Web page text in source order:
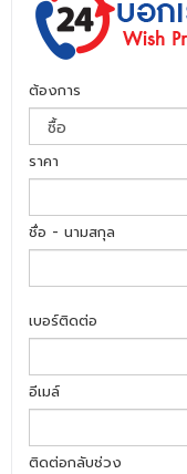
ต้องการ
ราคา
ชื่อ - นามสกุล
เบอร์ติดต่อ
อีเมล์
ติดต่อกลับช่วง